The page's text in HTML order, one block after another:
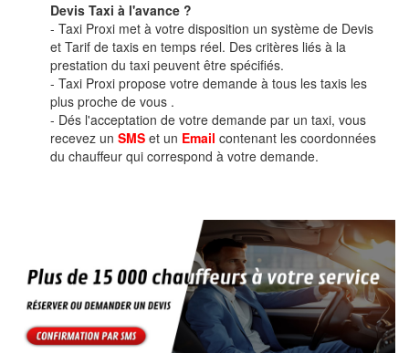
Devis Taxi à l'avance ?
- Taxi Proxi met à votre disposition un système de Devis
et Tarif de taxis en temps réel. Des critères liés à la
prestation du taxi peuvent être spécifiés.
- Taxi Proxi propose votre demande à tous les taxis les
plus proche de vous .
- Dés l'acceptation de votre demande par un taxi, vous
recevez un SMS et un Email contenant les coordonnées
du chauffeur qui correspond à votre demande.